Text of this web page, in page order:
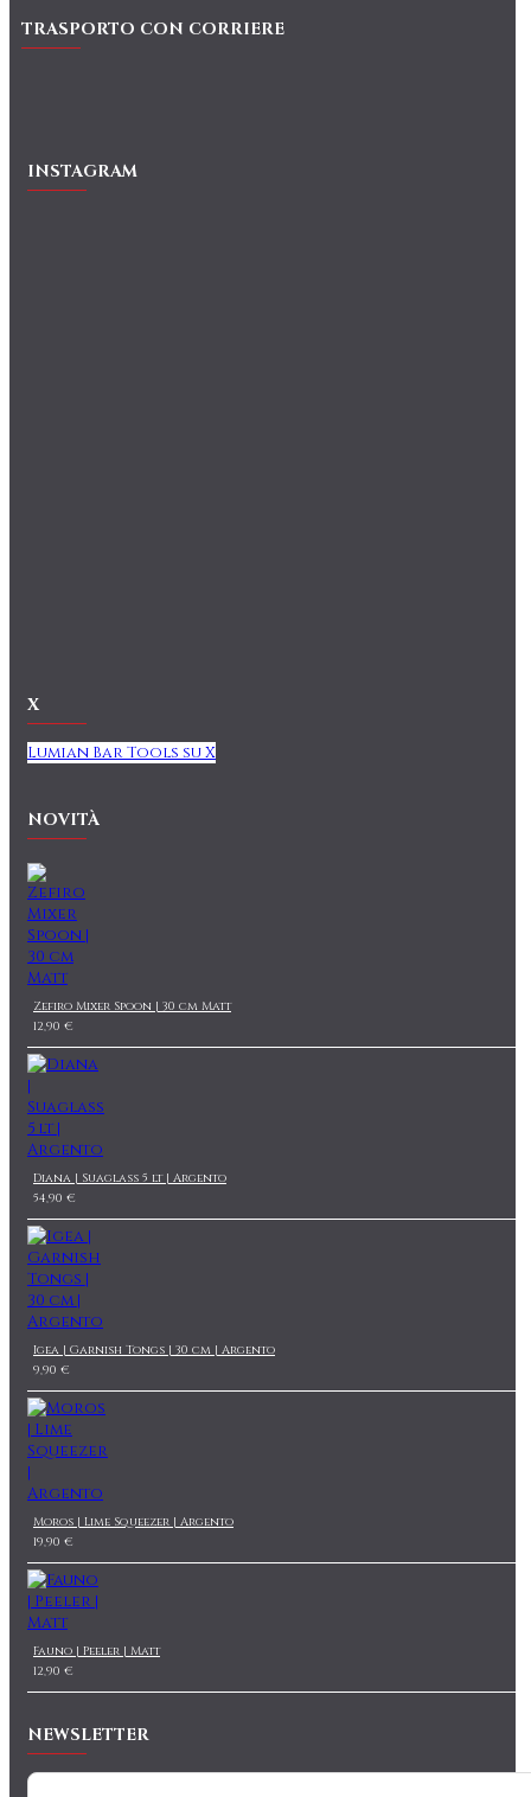
TRASPORTO CON CORRIERE
INSTAGRAM
X
Lumian Bar Tools su X
NOVITÀ
Zefiro Mixer Spoon | 30 cm Matt
12,90 €
Diana | Suaglass 5 lt | Argento
54,90 €
Igea | Garnish Tongs | 30 cm | Argento
9,90 €
Moros | Lime Squeezer | Argento
19,90 €
Fauno | Peeler | Matt
12,90 €
NEWSLETTER